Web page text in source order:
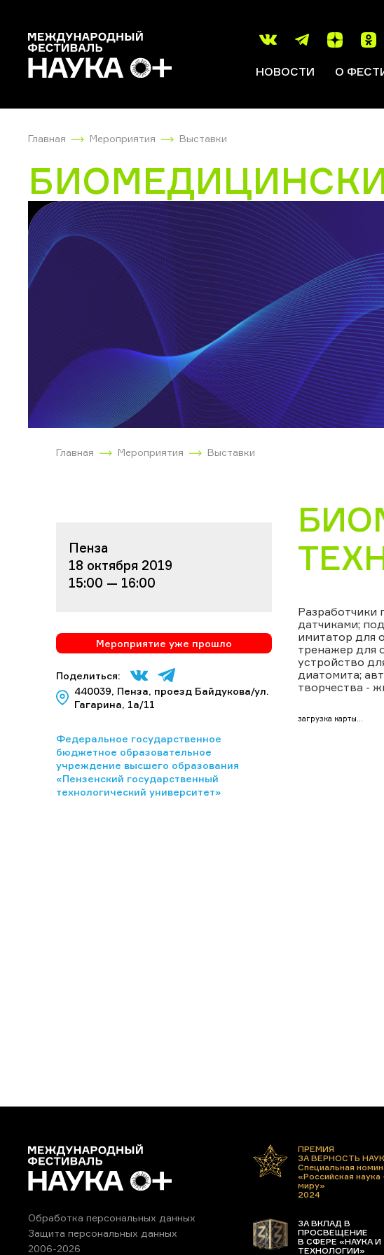
НОВОСТИ О
Главная Мероприятия Выставки
Главная Мероприятия Выставки
Пенза
18 октября 2019
15:00 — 16:00
Мероприятие уже прошло
Поделиться:
440039, Пенза, проезд Байдукова/ул.
Гагарина, 1а/11
Федеральное государственное
бюджетное образовательное
учреждение высшего образования
«Пензенский государственный
технологический университет»
Разработчики
датчиками;
имитатор для
тренажер для
устройство
диатомита;
творчества -
загрузка карты...
Обработка персональных данных
Защита персональных данных
2006-2026
ПРЕМИЯ
ЗА ВЕРНОСТЬ
Специальная
«Российская наука
миру»
2024
ЗА ВКЛАД В
ПРОСВЕЩЕНИЕ
В СФЕРЕ «НАУКА И
ТЕХНОЛОГИИ»